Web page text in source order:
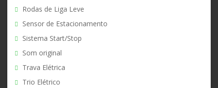
Rodas de Liga Leve
Sensor de Estacionamento
Sistema Start/Stop
Som original
Trava Elétrica
Trio Elétrico